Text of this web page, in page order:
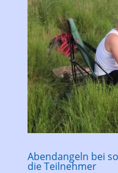
Abendangeln bei
die Teilnehmer